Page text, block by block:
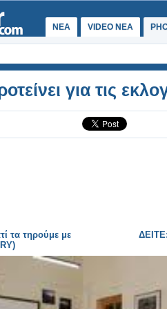
ΝΕΑ VIDEO NEA
για τις
τα τηρούμε με